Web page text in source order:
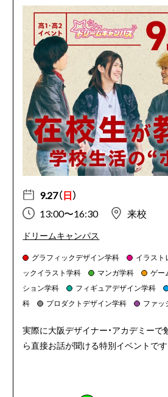
9.27（日）
13:00〜16:30
来校
ドリームキャンパス
グラフィックデザイン学科 イラスト
ックイラスト学科
マンガ学科 ゲー
ション学科
フィギュアデザイン学科
科
プロダクトデザイン学科 ファッ
実際に大阪デザイナー・アカデミー
ら直接お話が聞ける特別イベントです